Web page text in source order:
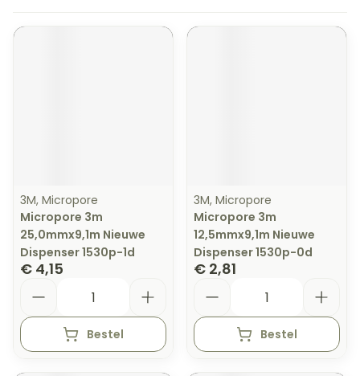
3M, Micropore
Micropore 3m
25,0mmx9,1m Nieuwe
Dispenser 1530p-1d
€ 4,15
Bestel
3M, Micropore
Micropore 3m
12,5mmx9,1m Nieuwe
Dispenser 1530p-0d
€ 2,81
Bestel